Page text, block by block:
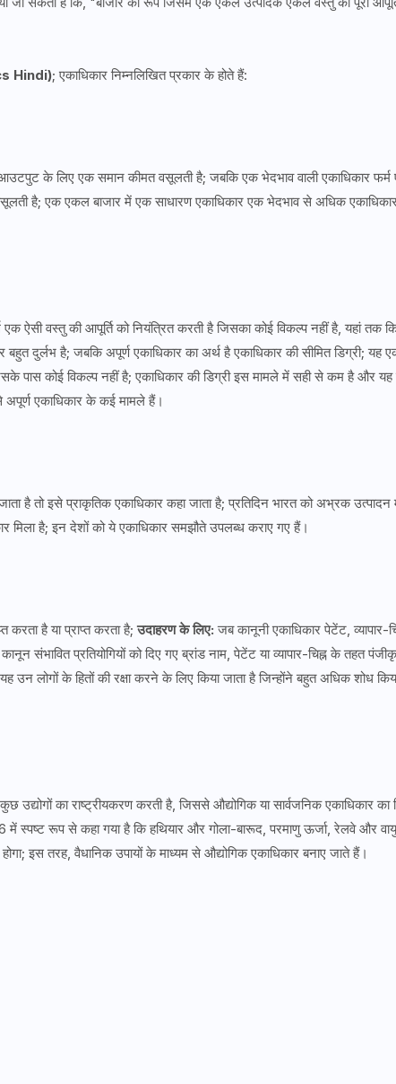
Hindi); एकाधिकार निम्नलिखित प्रकार के होते हैं:
के लिए एक समान कीमत वसूलती है; जबकि एक भेदभाव वाली एकाधिकार फर्म
है; एक एकल बाजार में एक साधारण एकाधिकार एक भेदभाव से अधिक
ऐसी वस्तु की आपूर्ति को नियंत्रित करती है जिसका कोई विकल्प नहीं है, यहां तक ​​कि
बहुत दुर्लभ है; जबकि अपूर्ण एकाधिकार का अर्थ है एकाधिकार की सीमित डिग्री; यह
पास कोई विकल्प नहीं है; एकाधिकार की डिग्री इस मामले में सही से कम है और
अपूर्ण एकाधिकार के कई मामले हैं।
है तो इसे प्राकृतिक एकाधिकार कहा जाता है; प्रतिदिन भारत को अभ्रक उत्पादन
मिला है; इन देशों को ये एकाधिकार समझौते उपलब्ध कराए गए हैं।
करता है या प्राप्त करता है;उदाहरण के लिए: जब कानूनी एकाधिकार पेटेंट, व्यापार-
संभावित प्रतियोगियों को दिए गए ब्रांड नाम, पेटेंट या व्यापार-चिह्न के तहत
लोगों के हितों की रक्षा करने के लिए किया जाता है जिन्होंने बहुत अधिक शोध
उद्योगों का राष्ट्रीयकरण करती है, जिससे औद्योगिक या सार्वजनिक एकाधिकार का
में स्पष्ट रूप से कहा गया है कि हथियार और गोला-बारूद, परमाणु ऊर्जा, रेलवे और वायु
इस तरह, वैधानिक उपायों के माध्यम से औद्योगिक एकाधिकार बनाए जाते हैं।